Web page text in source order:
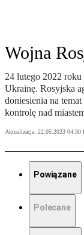
Wojna
24 lutego 2022 roku
Ukrainę. Rosyjska
doniesienia na
kontrolę nad
Aktualizacja: 22.05.2023 04:30
Powiązane
Polecane